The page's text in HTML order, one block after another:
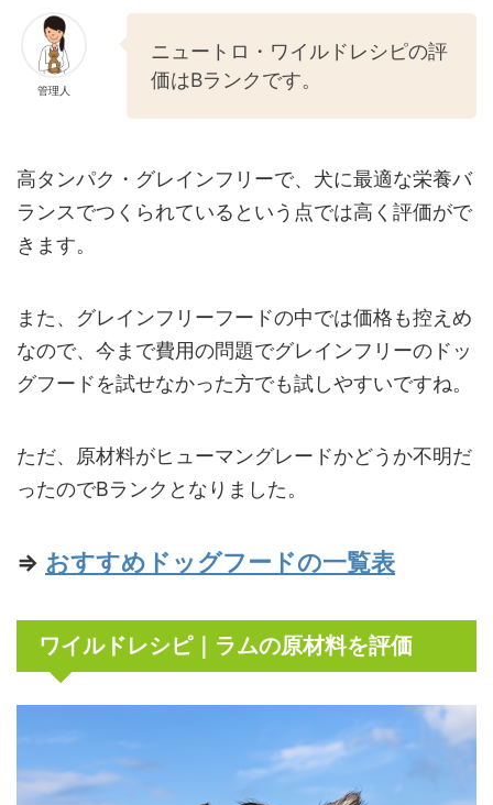
管理人
ニュートロ・ワイルドレシピの評
価はBランクです。
高タンパク・グレインフリーで、犬に最適な栄養バ
ランスでつくられているという点では高く評価がで
きます。
また、グレインフリーフードの中では価格も控えめ
なので、今まで費用の問題でグレインフリーのドッ
グフードを試せなかった方でも試しやすいですね。
ただ、原材料がヒューマングレードかどうか不明だ
ったのでBランクとなりました。
⇒ おすすめドッグフードの一覧表
ワイルドレシピ｜ラムの原材料を評価